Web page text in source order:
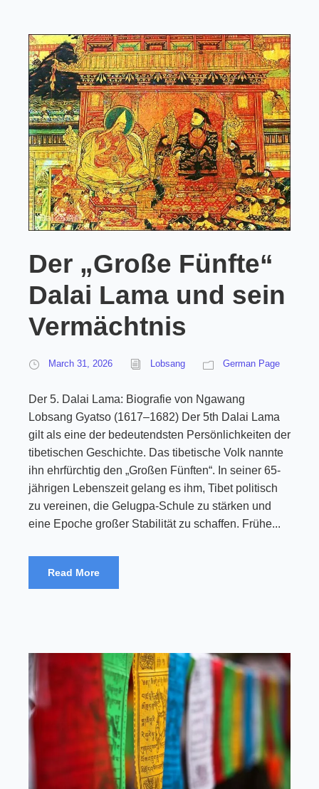
Der „Große Fünfte“
Dalai Lama und sein
Vermächtnis
March 31, 2026 Lobsang German Page
Der 5. Dalai Lama: Biografie von Ngawang
Lobsang Gyatso (1617–1682) Der 5th Dalai Lama
gilt als eine der bedeutendsten Persönlichkeiten der
tibetischen Geschichte. Das tibetische Volk nannte
ihn ehrfürchtig den „Großen Fünften“. In seiner 65-
jährigen Lebenszeit gelang es ihm, Tibet politisch
zu vereinen, die Gelugpa-Schule zu stärken und
eine Epoche großer Stabilität zu schaffen. Frühe...
Read More